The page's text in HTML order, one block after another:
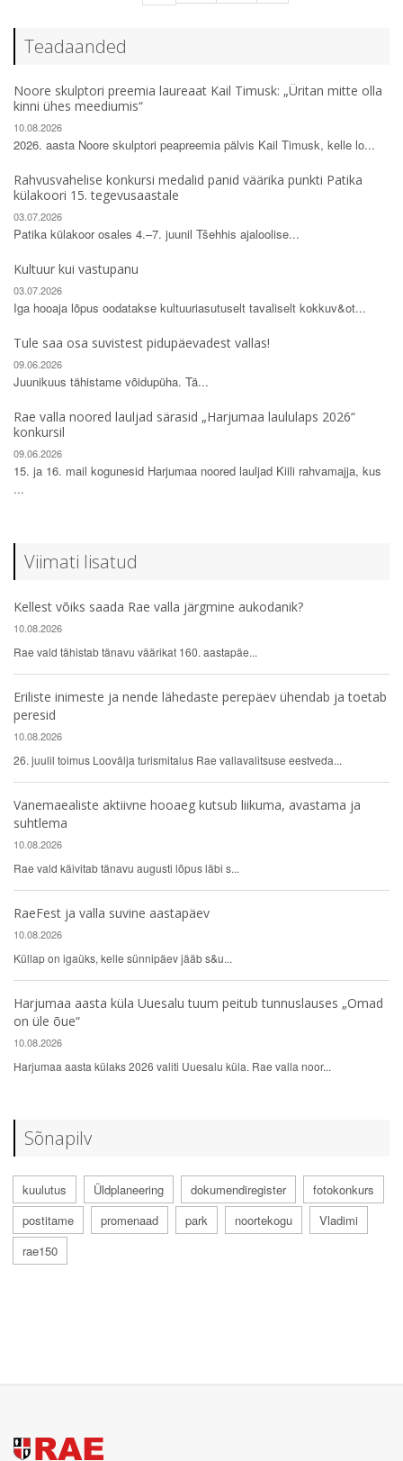
Teadaanded
Noore skulptori preemia laureaat Kail Timusk: „Üritan mitte olla
kinni ühes meediumis“
10.08.2026
2026. aasta Noore skulptori peapreemia pälvis Kail Timusk, kelle lo...
Rahvusvahelise konkursi medalid panid väärika punkti Patika
külakoori 15. tegevusaastale
03.07.2026
Patika külakoor osales 4.–7. juunil Tšehhis ajaloolise...
Kultuur kui vastupanu
03.07.2026
Iga hooaja lõpus oodatakse kultuuriasutuselt tavaliselt kokkuv&ot...
Tule saa osa suvistest pidupäevadest vallas!
09.06.2026
Juunikuus tähistame võidupüha. Tä...
Rae valla noored lauljad särasid „Harjumaa laululaps 2026“
konkursil
09.06.2026
15. ja 16. mail kogunesid Harjumaa noored lauljad Kiili rahvamajja, kus
...
Viimati lisatud
Kellest võiks saada Rae valla järgmine aukodanik?
10.08.2026
Rae vald tähistab tänavu väärikat 160. aastapäe...
Eriliste inimeste ja nende lähedaste perepäev ühendab ja toetab
peresid
10.08.2026
26. juulil toimus Loovälja turismitalus Rae vallavalitsuse eestveda...
Vanemaealiste aktiivne hooaeg kutsub liikuma, avastama ja
suhtlema
10.08.2026
Rae vald käivitab tänavu augusti lõpus läbi s...
RaeFest ja valla suvine aastapäev
10.08.2026
Küllap on igaüks, kelle sünnipäev jääb s&u...
Harjumaa aasta küla Uuesalu tuum peitub tunnuslauses „Omad
on üle õue“
10.08.2026
Harjumaa aasta külaks 2026 valiti Uuesalu küla. Rae valla noor...
Sõnapilv
kuulutus Üldplaneering dokumendiregister
fotokonkurs
postitame
promenaad park noortekogu
Vladimi
rae150